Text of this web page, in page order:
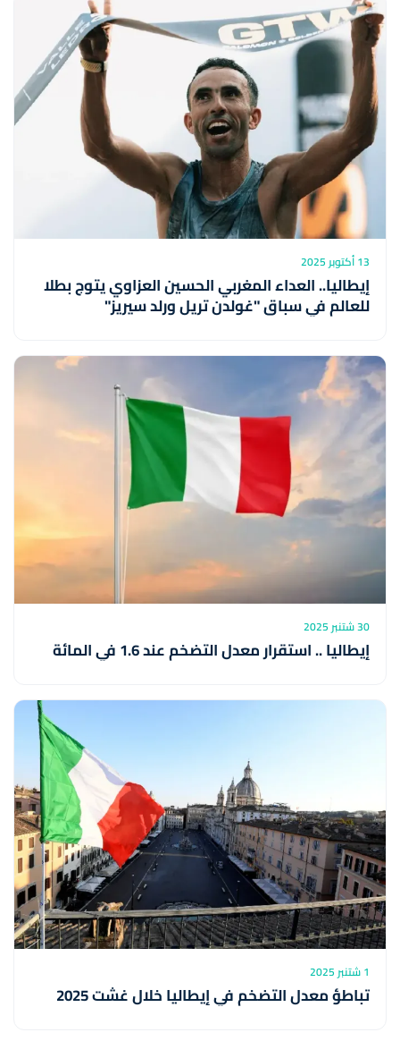
13 أكتوبر 2025
إيطاليا.. العداء المغربي الحسين العزاوي يتوج بطلا
للعالم في سباق "غولدن تريل ورلد سيريز"
30 شتنبر 2025
إيطاليا .. استقرار معدل التضخم عند 1.6 في المائة
1 شتنبر 2025
تباطؤ معدل التضخم في إيطاليا خلال غشت 2025